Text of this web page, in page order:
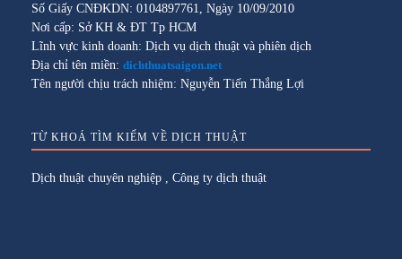
Số Giấy CNĐKDN: 0104897761, Ngày 10/09/2010
Nơi cấp: Sở KH & ĐT Tp HCM
Lĩnh vực kinh doanh: Dịch vụ dịch thuật và phiên dịch
Địa chỉ tên miền: dichthuatsaigon.net
Tên người chịu trách nhiệm: Nguyễn Tiến Thắng Lợi
TỪ KHOÁ TÌM KIẾM VỀ DỊCH THUẬT
Dịch thuật chuyên nghiệp Công ty dịch thuật